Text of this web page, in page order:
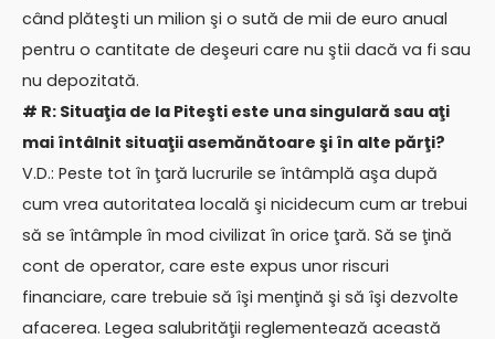
când plăteşti un milion şi o sută de mii de euro anual
pentru o cantitate de deşeuri care nu ştii dacă va fi sau
nu depozitată.
# R: Situaţia de la Piteşti este una singulară sau aţi
mai întâlnit situaţii asemănătoare şi în alte părţi?
V.D.: Peste tot în ţară lucrurile se întâmplă aşa după
cum vrea autoritatea locală şi nicidecum cum ar trebui
să se întâmple în mod civilizat în orice ţară. Să se ţină
cont de operator, care este expus unor riscuri
financiare, care trebuie să îşi menţină şi să îşi dezvolte
afacerea. Legea salubrităţii reglementează această